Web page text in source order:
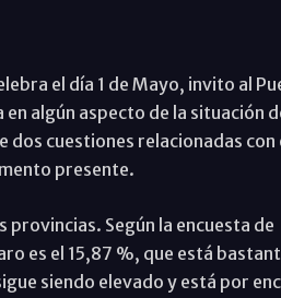
el día 1 de Mayo, invito al
algún aspecto de la situación
cuestiones relacionadas con
presente.
provincias. Según la encuesta de
es el 15,87 %, que está
siendo elevado y está por